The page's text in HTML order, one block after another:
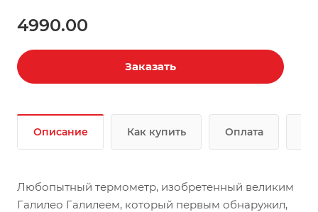
4990.00
Заказать
Описание Как купить Оплата
Любопытный термометр, изобретенный великим
Галилео Галилеем, который первым обнаружил,